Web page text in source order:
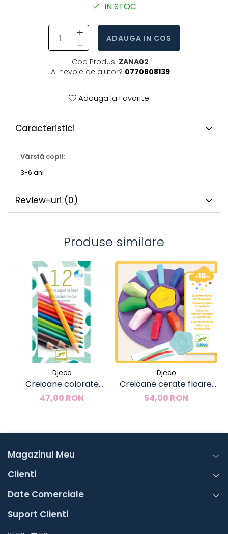
IN STOC
ADAUGA IN COS
Cod Produs: ZANA02
Ai nevoie de ajutor? 0770808139
Adauga la Favorite
Caracteristici
Vârstă copil:
3-6 ani
Review-uri (0)
Produse similare
Djeco
Creioane colorate
acuarela, Djeco
47,00 RON
Djeco
Creioane cerate floare,
Djeco
54,00 RON
Magazinul Meu
Clienti
Date Comerciale
Suport Clienti